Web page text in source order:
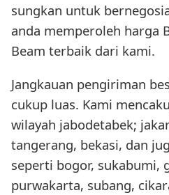
sungkan untuk
anda memperoleh harga
Beam terbaik dari kami.
Jangkauan pengiriman
cukup luas. Kami
wilayah jabodetabek;
tangerang, bekasi, dan
seperti bogor, sukabumi,
purwakarta, subang,